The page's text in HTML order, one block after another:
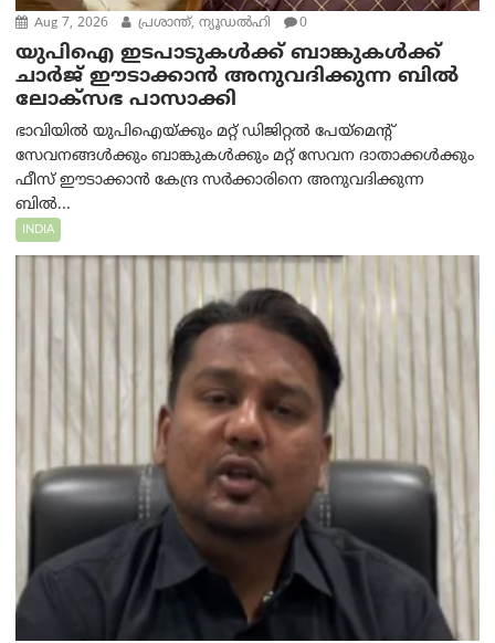
Aug 7, 2026 പ്രശാന്ത്, ന്യൂഡല്‍ഹി 0
യുപിഐ ഇടപാടുകൾക്ക് ബാങ്കുകൾക്ക്
ചാർജ് ഈടാക്കാൻ അനുവദിക്കുന്ന ബിൽ
ലോക്‌സഭ പാസാക്കി
ഭാവിയിൽ യുപിഐയ്ക്കും മറ്റ് ഡിജിറ്റൽ പേയ്‌മെന്റ്
സേവനങ്ങൾക്കും ബാങ്കുകൾക്കും മറ്റ് സേവന ദാതാക്കൾക്കും
ഫീസ് ഈടാക്കാൻ കേന്ദ്ര സർക്കാരിനെ അനുവദിക്കുന്ന
ബിൽ...
INDIA